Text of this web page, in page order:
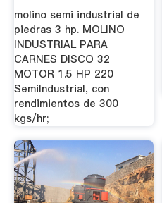
molino semi industrial de
piedras 3 hp. MOLINO
INDUSTRIAL PARA
CARNES DISCO 32
MOTOR 1.5 HP 220
SemiIndustrial, con
rendimientos de 300
kgs/hr;